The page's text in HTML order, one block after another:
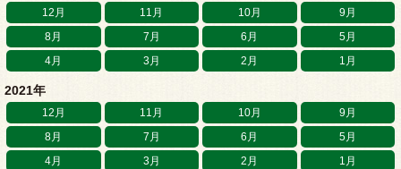
12月 11月 10月
9月
8月
7月 6月
5月
4月
3月 2月 1月
2021年
12月 11月 10月
9月
8月
7月 6月
5月
4月
3月 2月 1月